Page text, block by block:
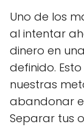
Uno de los
al intentar
dinero en
definido.
nuestras
abandonar
Separar tus